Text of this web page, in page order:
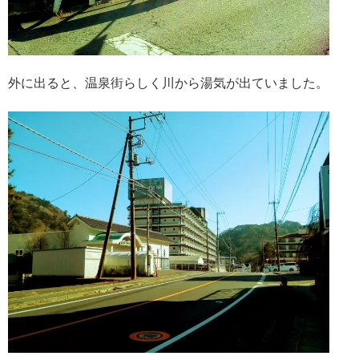
外に出ると、温泉街らしく川から湯気が出ていました。